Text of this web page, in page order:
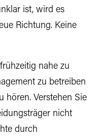
ist, wird es
Richtung. Keine
nahe zu
zu betreiben
hören. Verstehen Sie
nicht
durch